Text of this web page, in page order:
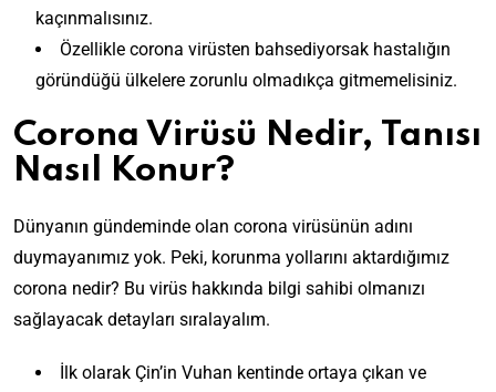
kaçınmalısınız.
Özellikle corona virüsten bahsediyorsak hastalığın
göründüğü ülkelere zorunlu olmadıkça gitmemelisiniz.
Corona Virüsü Nedir, Tanısı
Nasıl Konur?
Dünyanın gündeminde olan corona virüsünün adını
duymayanımız yok. Peki, korunma yollarını aktardığımız
corona nedir? Bu virüs hakkında bilgi sahibi olmanızı
sağlayacak detayları sıralayalım.
İlk olarak Çin’in Vuhan kentinde ortaya çıkan ve